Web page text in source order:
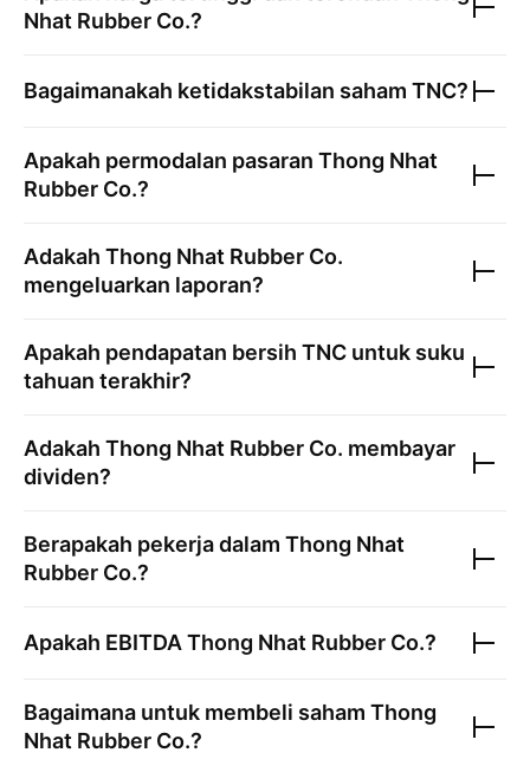
Nhat Rubber Co.?
Bagaimanakah ketidakstabilan saham TNC?
Apakah permodalan pasaran Thong Nhat
Rubber Co.?
Adakah Thong Nhat Rubber Co.
mengeluarkan laporan?
Apakah pendapatan bersih TNC untuk suku
tahuan terakhir?
Adakah Thong Nhat Rubber Co. membayar
dividen?
Berapakah pekerja dalam Thong Nhat
Rubber Co.?
Apakah EBITDA Thong Nhat Rubber Co.?
Bagaimana untuk membeli saham Thong
Nhat Rubber Co.?